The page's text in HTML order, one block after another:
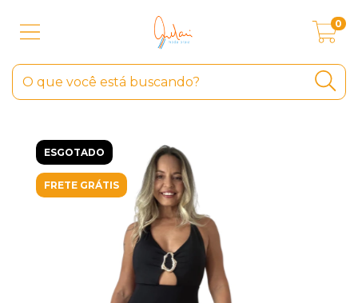
0
ESGOTADO
FRETE GRÁTIS